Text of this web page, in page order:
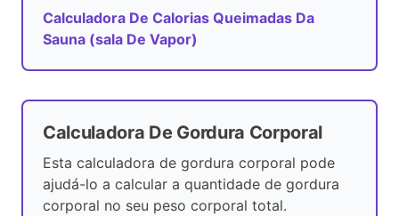
Calculadora De Calorias Queimadas Da
Sauna (sala De Vapor)
Calculadora De Gordura Corporal
Esta calculadora de gordura corporal pode
ajudá-lo a calcular a quantidade de gordura
corporal no seu peso corporal total.